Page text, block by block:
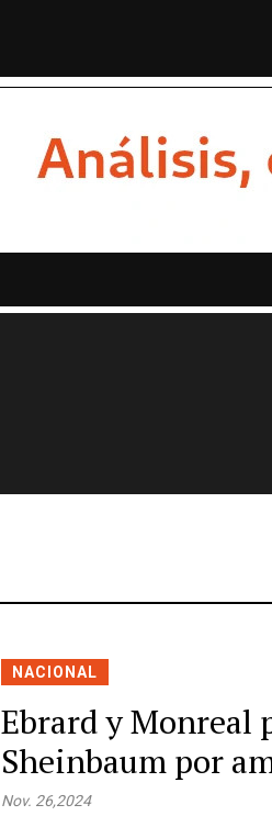
NACIONAL
Ebrard y Monreal
Sheinbaum por
Nov. 26,2024